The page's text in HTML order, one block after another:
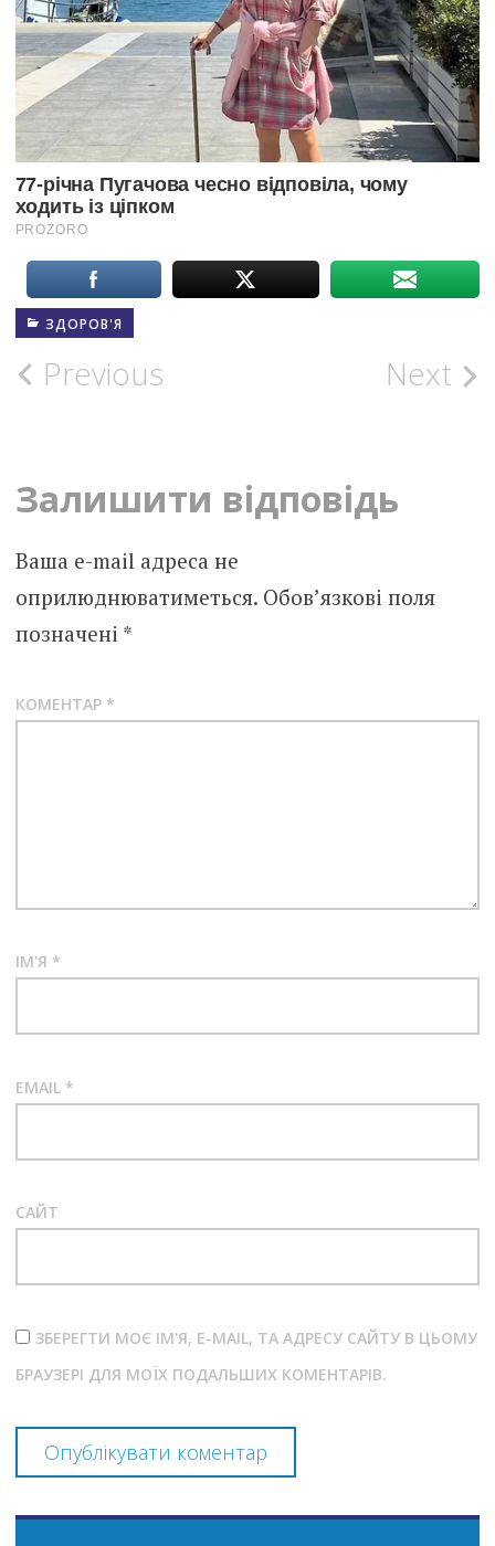
ЗДОРОВ'Я
Post
Previous Next
Залишити відповідь
Ваша e-mail адреса не
оприлюднюватиметься. Обов’язкові поля
позначені *
КОМЕНТАР *
ІМ'Я *
EMAIL *
САЙТ
ЗБЕРЕГТИ МОЄ ІМ'Я, E-MAIL, ТА АДРЕСУ САЙТУ В ЦЬОМУ
БРАУЗЕРІ ДЛЯ МОЇХ ПОДАЛЬШИХ КОМЕНТАРІВ.